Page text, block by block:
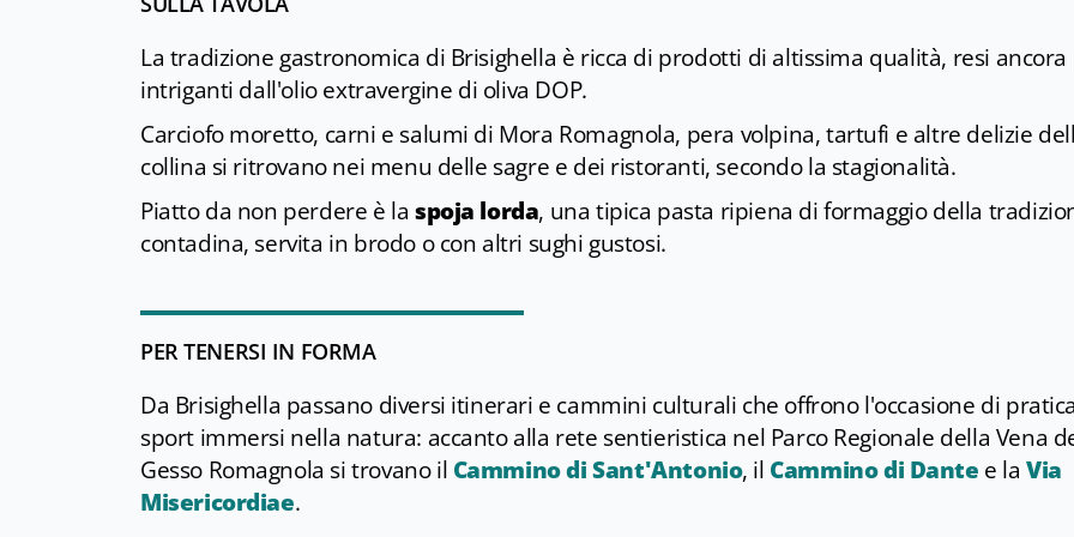
La tradizione gastronomica di Brisighella è ricca di prodotti di altissima qualità, resi ancora
intriganti dall'olio extravergine di oliva DOP.
Carciofo moretto, carni e salumi di Mora Romagnola, pera volpina, tartufi e altre delizie
collina si ritrovano nei menu delle sagre e dei ristoranti, secondo la stagionalità.
Piatto da non perdere è la spoja lorda, una tipica pasta ripiena di formaggio della
contadina, servita in brodo o con altri sughi gustosi.
PER TENERSI IN FORMA
Da Brisighella passano diversi itinerari e cammini culturali che offrono l'occasione di
sport immersi nella natura: accanto alla rete sentieristica nel Parco Regionale della Vena
Gesso Romagnola si trovano il Cammino di Sant'Antonio, il Cammino di Dante e laVia
Misericordiae.